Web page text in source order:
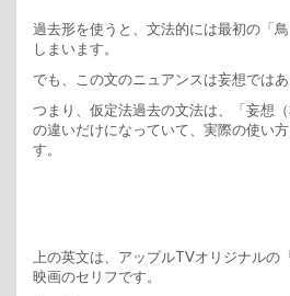
過去形を使うと、文法的には最初の「
しまいます。
でも、この文のニュアンスは妄想ではあ
つまり、仮定法過去の文法は、「妄想
の違いだけになっていて、実際の使い
す。
上の英文は、アップルTVオリジナルの
映画のセリフです。